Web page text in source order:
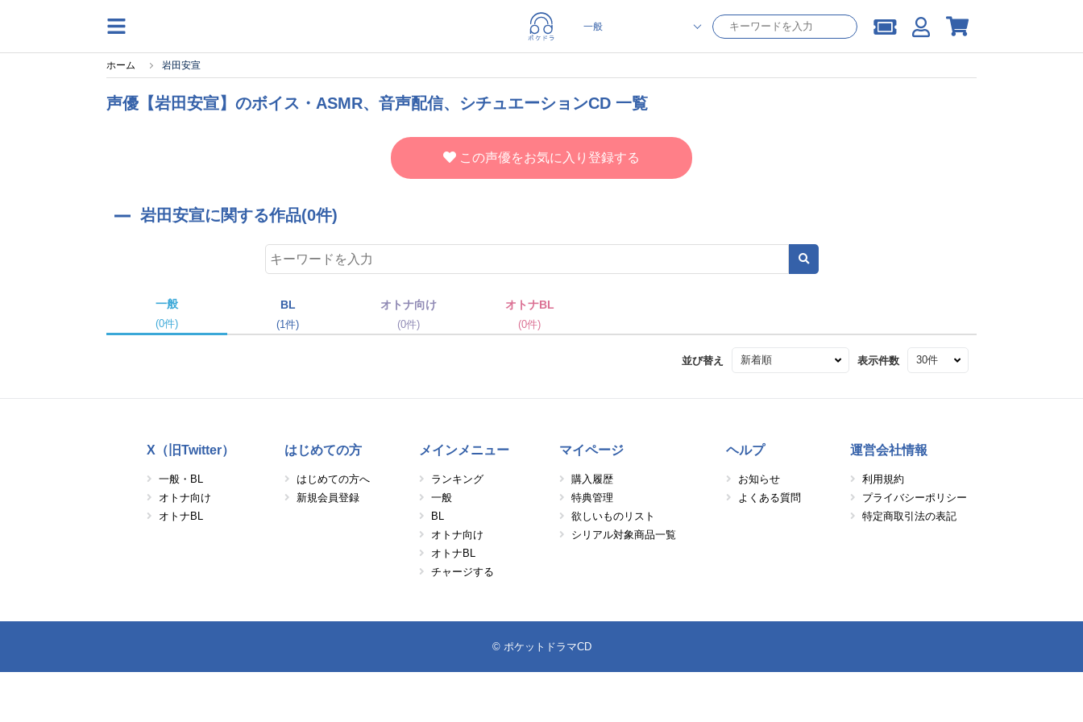
ホーム 岩田安宣
声優【岩田安宣】のボイス・ASMR、音声配信、シチュエーションCD 一覧
この声優をお気に入り登録する
岩田安宣に関する作品(0件)
一般
(0件)
BL
(1件)
オトナ向け
(0件)
オトナBL
(0件)
並び替え 表示件数
X（旧Twitter）
一般・BL
オトナ向け
オトナBL
はじめての方
はじめての方へ
新規会員登録
メインメニュー
ランキング
一般
BL
オトナ向け
オトナBL
チャージする
マイページ
購入履歴
特典管理
欲しいものリスト
シリアル対象商品一覧
ヘルプ
お知らせ
よくある質問
運営会社情報
利用規約
プライバシーポリシー
特定商取引法の表記
© ポケットドラマCD